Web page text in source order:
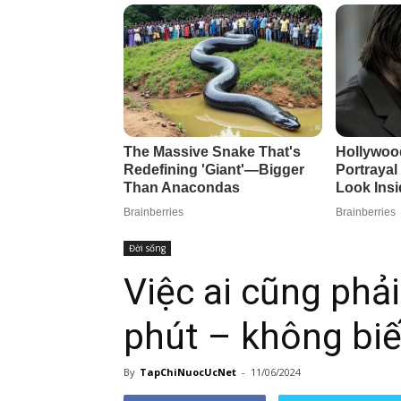
Đời sống
Việc ai cũng
phút – không
By TapChiNuocUcNet - 11/06/2024